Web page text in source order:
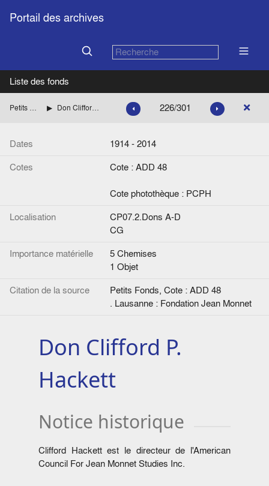
Portail des archives
Liste des fonds
Petits Fonds Don Clifford P. Hackett 226/301
Dates
1914 - 2014
Cotes
Cote : ADD 48
Cote photothèque : PCPH
Localisation
CP07.2.Dons A-D
CG
Importance matérielle
5 Chemises
1 Objet
Citation de la source
Petits Fonds, Cote : ADD 48
. Lausanne : Fondation Jean Monnet
Don Clifford P.
Hackett
Notice historique
Clifford Hackett est le directeur de l'American
Council For Jean Monnet Studies Inc.